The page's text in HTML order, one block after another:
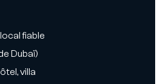
fiable
Dubaï)
villa